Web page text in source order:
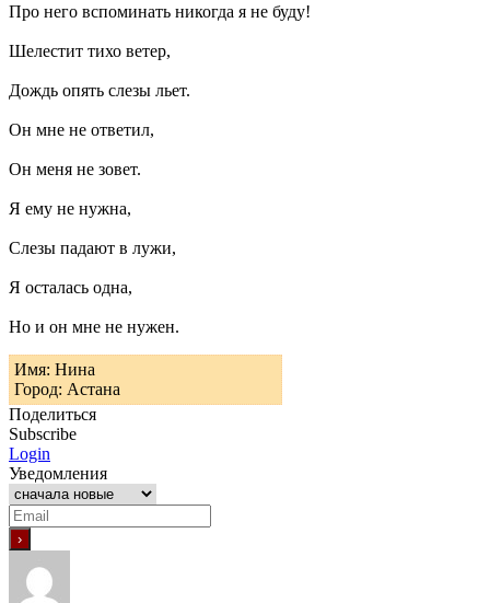
Про него вспоминать никогда я не буду!
Шелестит тихо ветер,
Дождь опять слезы льет.
Он мне не ответил,
Он меня не зовет.
Я ему не нужна,
Слезы падают в лужи,
Я осталась одна,
Но и он мне не нужен.
Имя: Нина
Город: Астана
Поделиться
Subscribe
Login
Уведомления